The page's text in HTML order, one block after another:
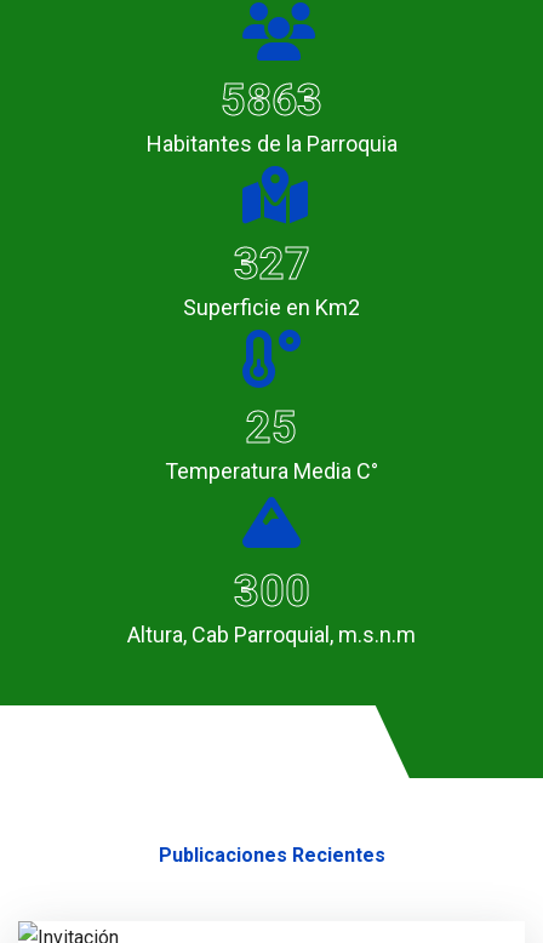
5863
Habitantes de la Parroquia
327
Superficie en Km2
25
Temperatura Media C°
300
Altura, Cab Parroquial, m.s.n.m
Publicaciones Recientes